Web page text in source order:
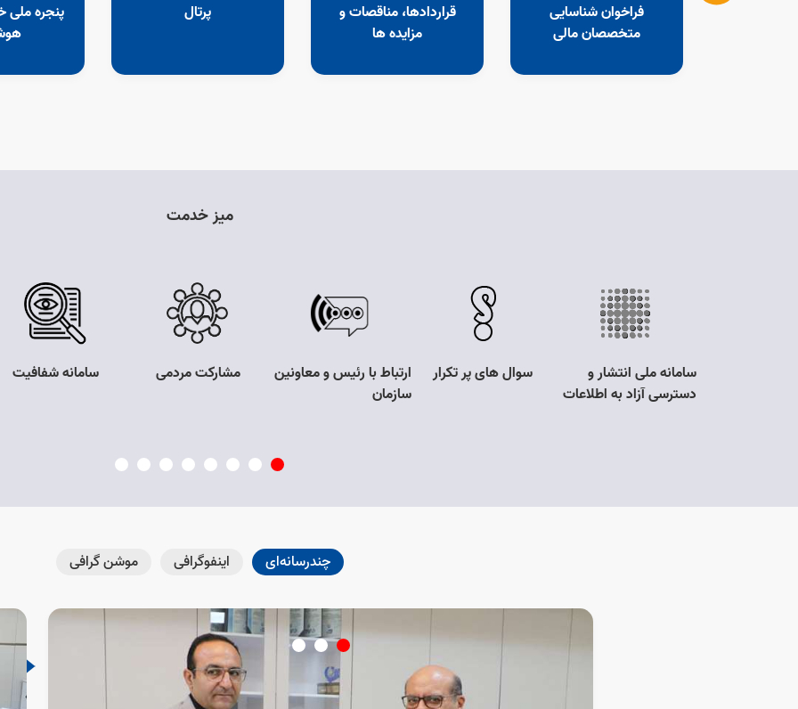
فراخوان شناسایی
متخصصان مالی
قراردادها، مناقصات و
مزایده ها
پرتال
پنجره
میز خدمت
سامانه ملی انتشار و
دسترسی آزاد به اطلاعات
سوال های پر تکرار
ارتباط با رئیس و معاونین
سازمان
مشارکت مردمی سامانه شفافیت
چندرسانه‌ای اینفوگرافی موشن گرافی